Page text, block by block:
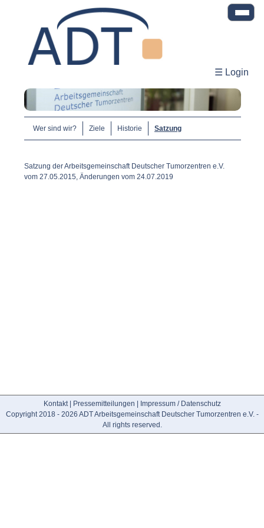
☰ Login
Wer sind wir? Ziele Historie Satzung
Satzung der Arbeitsgemeinschaft Deutscher Tumorzentren e.V.
vom 27.05.2015, Änderungen vom 24.07.2019
Kontakt| Pressemitteilungen
Impressum / Datenschutz
Copyright 2018 - 2026 ADT Arbeitsgemeinschaft Deutscher Tumorzentren e.V. -
All rights reserved.